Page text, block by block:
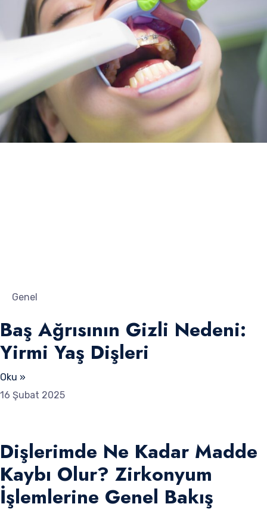
Genel
Baş Ağrısının Gizli Nedeni:
Yirmi Yaş Dişleri
Oku »
16 Şubat 2025
Dişlerimde Ne Kadar Madde
Kaybı Olur? Zirkonyum
İşlemlerine Genel Bakış